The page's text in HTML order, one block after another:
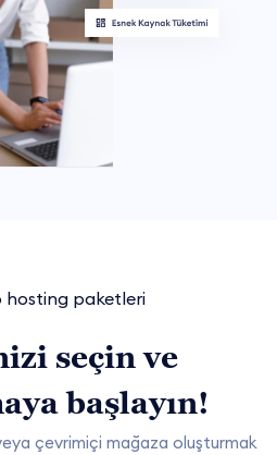
hosting paketleri
seçin ve
başlayın!
çevrimiçi mağaza oluşturmak